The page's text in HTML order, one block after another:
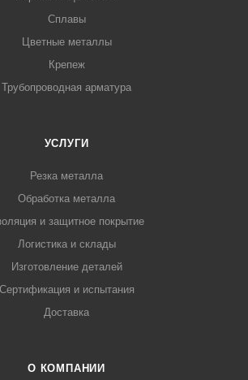
Сплавы
Цветные металлы
Крепеж
Трубопроводная арматура
УСЛУГИ
Резка металла
Обработка металла
и защитное покрытие
Логистика и склады
Изготовление деталей
Сертификация и испытания
Доставка
О КОМПАНИИ